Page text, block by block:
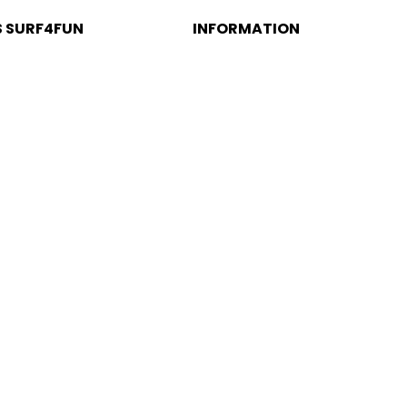
INFORMATION